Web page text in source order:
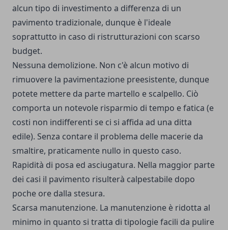
alcun tipo di investimento a differenza di un
pavimento tradizionale, dunque è l'ideale
soprattutto in caso di ristrutturazioni con scarso
budget.
Nessuna demolizione. Non c'è alcun motivo di
rimuovere la pavimentazione preesistente, dunque
potete mettere da parte martello e scalpello. Ciò
comporta un notevole risparmio di tempo e fatica (e
costi non indifferenti se ci si affida ad una ditta
edile). Senza contare il problema delle macerie da
smaltire, praticamente nullo in questo caso.
Rapidità di posa ed asciugatura. Nella maggior parte
dei casi il pavimento risulterà calpestabile dopo
poche ore dalla stesura.
Scarsa manutenzione. La manutenzione è ridotta al
minimo in quanto si tratta di tipologie facili da pulire